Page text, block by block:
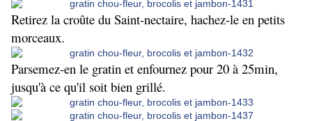
Retirez la croûte du Saint-nectaire, hachez-le en petits
morceaux.
Parsemez-en le gratin et enfournez pour 20 à 25min,
jusqu'à ce qu'il soit bien grillé.